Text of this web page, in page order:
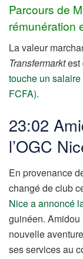
Parcours de
rémunération
La valeur
Transfermarktest
touche un
FCFA).
23:02
l’OGC
En provenance
changé de club
Nice a annoncé
guinéen.
nouvelle
ses services au